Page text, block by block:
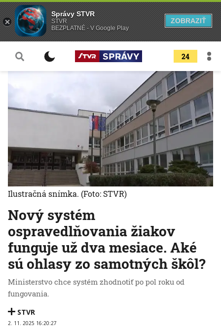
24
Nový systém
ospravedlňovania žiakov
funguje už dva mesiace. Aké
sú ohlasy zo samotných škôl?
Ministerstvo chce systém zhodnotiť po pol roku od
fungovania.
STVR
2. 11. 2025 16:20:27
Ilustračná snímka. (Foto: STVR)
Správy STVR
STVR
BEZPLATNÉ - V Google Play
ZOBRAZIŤ